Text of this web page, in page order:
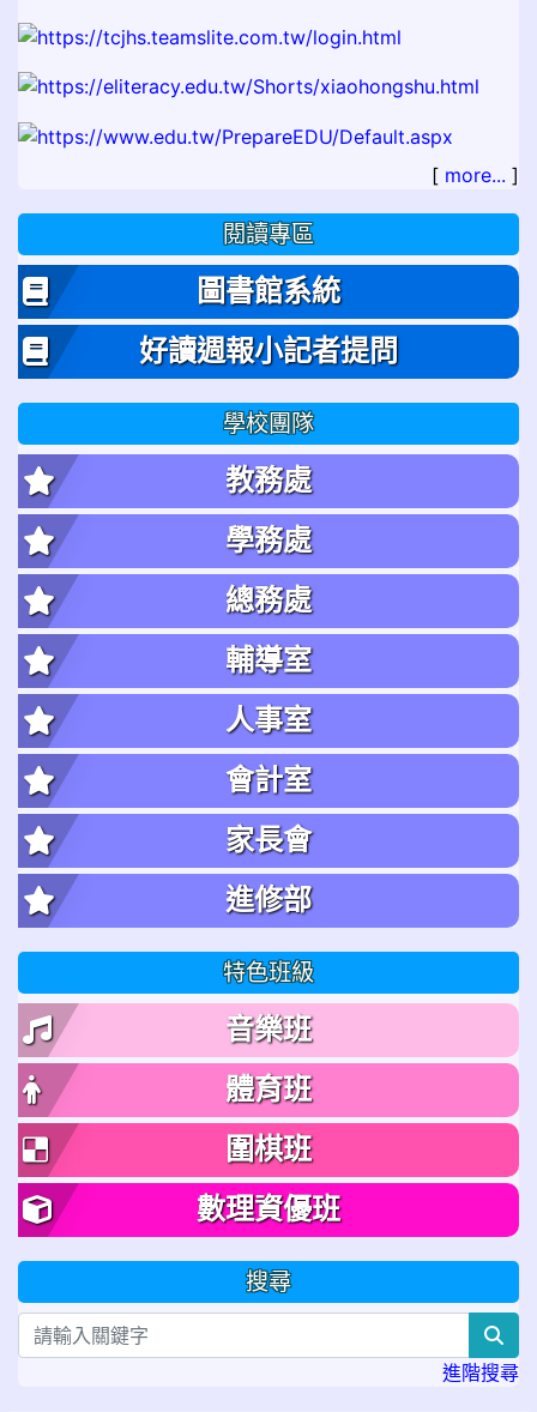
[ more... ]
閱讀專區
圖書館系統
好讀週報小記者提問
學校團隊
教務處
學務處
總務處
輔導室
人事室
會計室
家長會
進修部
特色班級
音樂班
體育班
圍棋班
數理資優班
搜尋
進階搜尋